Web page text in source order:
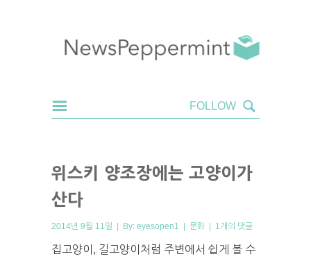
위스키 양조장에는 고양이가
산다
2014년 9월 11일 | By: eyesopen1 | 문화 | 1개의 댓글
집고양이, 길고양이처럼 주변에서 쉽게 볼 수